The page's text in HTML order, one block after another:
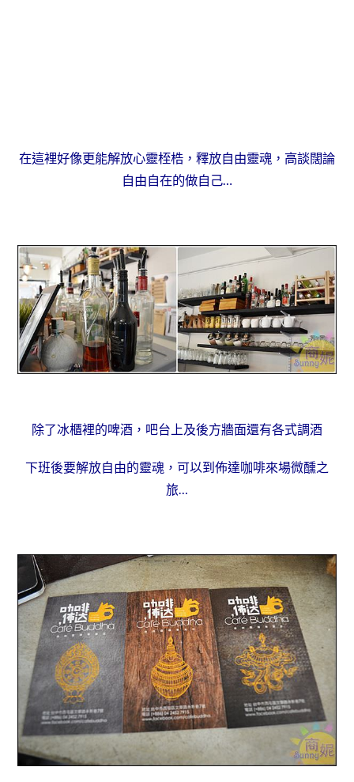
在這裡好像更能解放心靈桎梏，釋放自由靈魂，高談闊論
自由自在的做自己…
除了冰櫃裡的啤酒，吧台上及後方牆面還有各式調酒
下班後要解放自由的靈魂，可以到佈達咖啡來場微醺之
旅…